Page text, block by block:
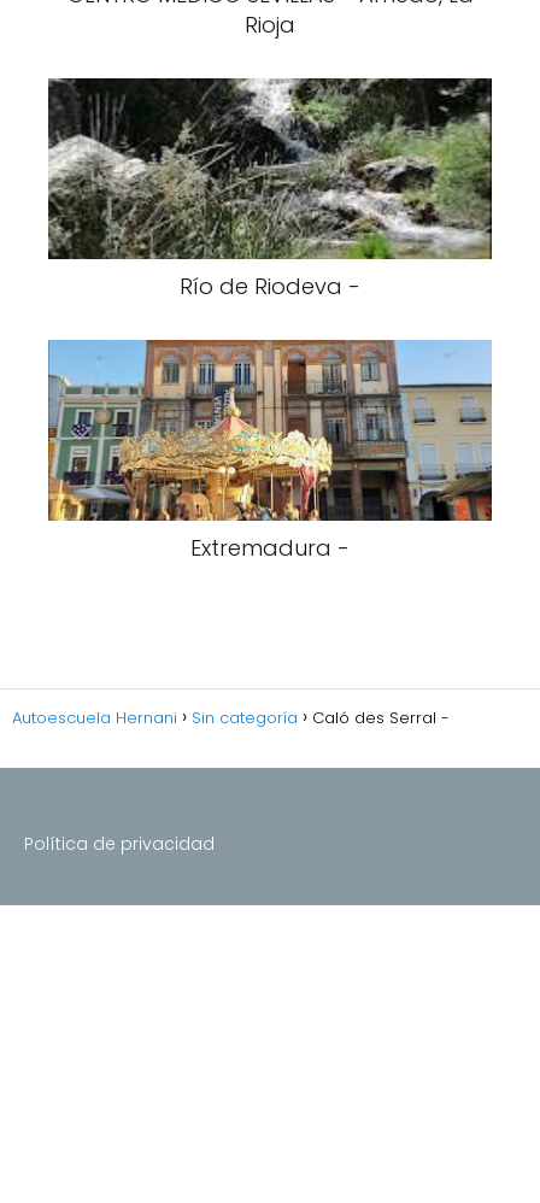
Rioja
Río de Riodeva -
Extremadura -
Autoescuela Hernani Sin categoría Caló des Serral -
Política de privacidad